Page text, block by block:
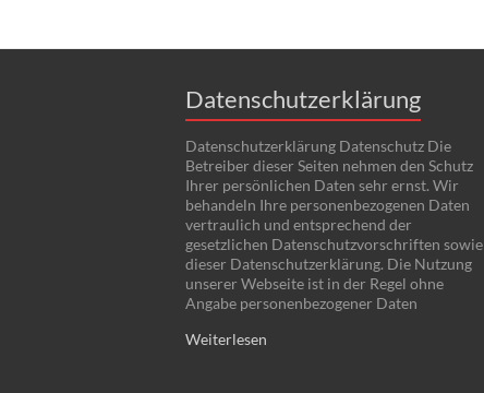
Datenschutzerklärung
Datenschutzerklärung Datenschutz Die
Betreiber dieser Seiten nehmen den Schutz
Ihrer persönlichen Daten sehr ernst. Wir
behandeln Ihre personenbezogenen Daten
vertraulich und entsprechend der
gesetzlichen Datenschutzvorschriften sowie
dieser Datenschutzerklärung. Die Nutzung
unserer Webseite ist in der Regel ohne
Angabe personenbezogener Daten
Weiterlesen